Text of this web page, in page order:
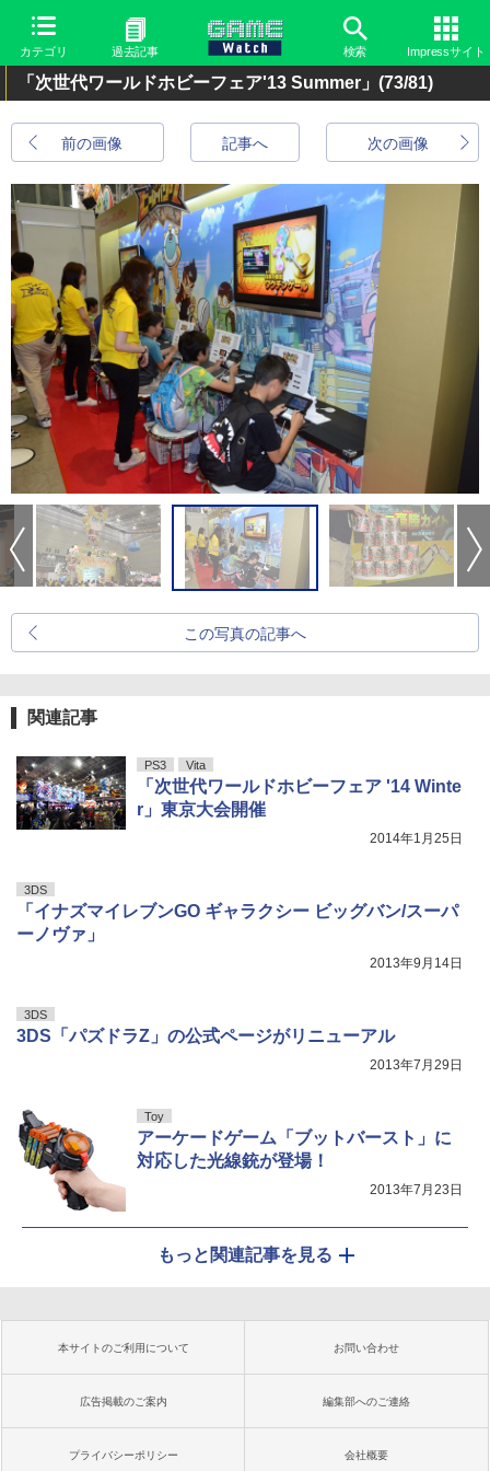
カテゴリ 過去記事 検索 Impressサイト
「次世代ワールドホビーフェア'13 Summer」 (73/81)
前の画像 次の画像
記事へ
この写真の記事へ
関連記事
PS3 Vita
「次世代ワールドホビーフェア '14 Winte
r」東京大会開催
2014年1月25日
3DS
「イナズマイレブンGO ギャラクシー ビッグバン/スーパ
ーノヴァ」
2013年9月14日
3DS
3DS「パズドラZ」の公式ページがリニューアル
2013年7月29日
Toy
アーケードゲーム「ブットバースト」に
対応した光線銃が登場！
2013年7月23日
もっと関連記事を見る
本サイトのご利用について お問い合わせ
広告掲載のご案内 編集部へのご連絡
プライバシーポリシー 会社概要